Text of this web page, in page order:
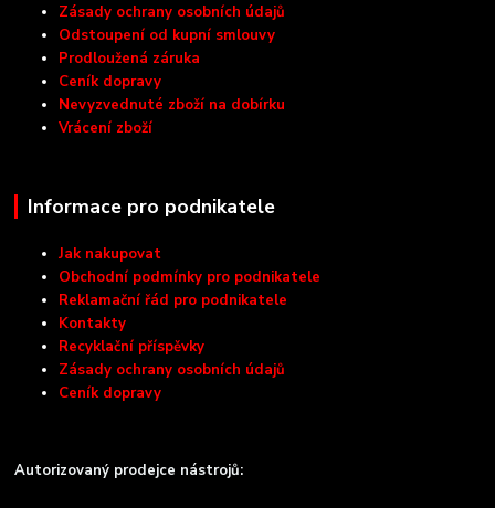
Zásady ochrany osobních údajů
Odstoupení od kupní smlouvy
Prodloužená záruka
Ceník dopravy
Nevyzvednuté zboží na dobírku
Vrácení zboží
Informace pro podnikatele
Jak nakupovat
Obchodní podmínky pro podnikatele
Reklamační řád pro podnikatele
Kontakty
Recyklační příspěvky
Zásady ochrany osobních údajů
Ceník dopravy
Autorizovaný prodejce nástrojů: